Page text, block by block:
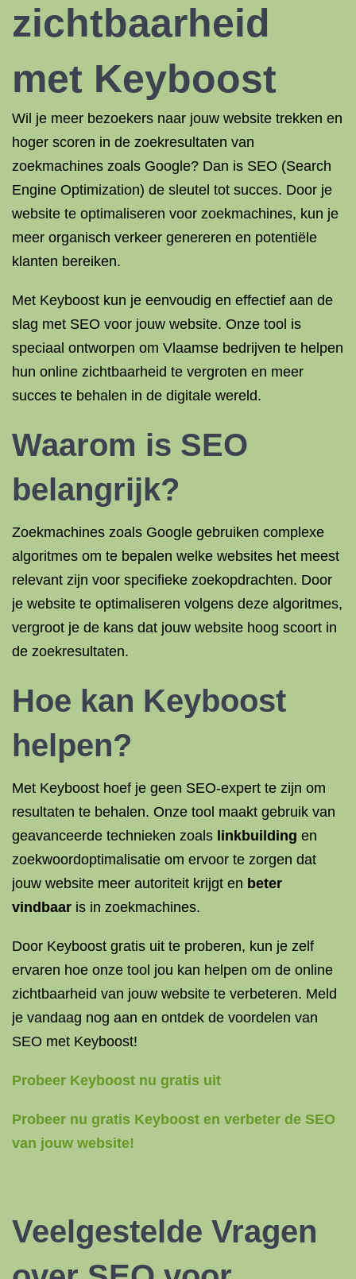
zichtbaarheid
met Keyboost
Wil je meer bezoekers naar jouw website trekken en
hoger scoren in de zoekresultaten van
zoekmachines zoals Google? Dan is SEO (Search
Engine Optimization) de sleutel tot succes. Door je
website te optimaliseren voor zoekmachines, kun je
meer organisch verkeer genereren en potentiële
klanten bereiken.
Met Keyboost kun je eenvoudig en effectief aan de
slag met SEO voor jouw website. Onze tool is
speciaal ontworpen om Vlaamse bedrijven te helpen
hun online zichtbaarheid te vergroten en meer
succes te behalen in de digitale wereld.
Waarom is SEO
belangrijk?
Zoekmachines zoals Google gebruiken complexe
algoritmes om te bepalen welke websites het meest
relevant zijn voor specifieke zoekopdrachten. Door
je website te optimaliseren volgens deze algoritmes,
vergroot je de kans dat jouw website hoog scoort in
de zoekresultaten.
Hoe kan Keyboost
helpen?
Met Keyboost hoef je geen SEO-expert te zijn om
resultaten te behalen. Onze tool maakt gebruik van
geavanceerde technieken zoals linkbuilding en
zoekwoordoptimalisatie om ervoor te zorgen dat
jouw website meer autoriteit krijgt en beter
vindbaar is in zoekmachines.
Door Keyboost gratis uit te proberen, kun je zelf
ervaren hoe onze tool jou kan helpen om de online
zichtbaarheid van jouw website te verbeteren. Meld
je vandaag nog aan en ontdek de voordelen van
SEO met Keyboost!
Probeer Keyboost nu gratis uit
Probeer nu gratis Keyboost en verbeter de SEO
van jouw website!
Veelgestelde Vragen